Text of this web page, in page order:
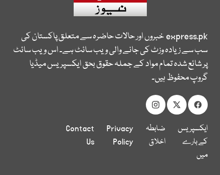
express.pkخبروں اور حالات حاضرہ سے متعلق پاکستان کی
سب سے زیادہ وزٹ کی جانے والی ویب سائٹ ہے۔ اس ویب سائٹ
پر شائع شدہ تمام مواد کے جملہ حقوق بحق ایکسپریس میڈیا
گروپ محفوظ ہیں۔
ایکسپریس
کے بارے
میں
ضابطہ
اخلاق
Privacy
Policy
Contact
Us